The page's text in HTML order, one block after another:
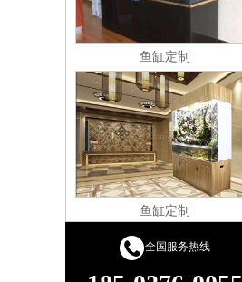
鱼缸定制
鱼缸定制
全国服务热线